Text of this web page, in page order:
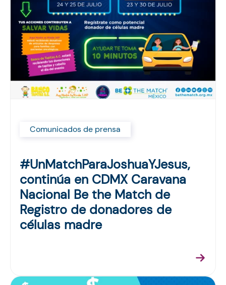
Comunicados de prensa
#UnMatchParaJoshuaYJesus,
continúa en CDMX Caravana
Nacional Be the Match de
Registro de donadores de
células madre